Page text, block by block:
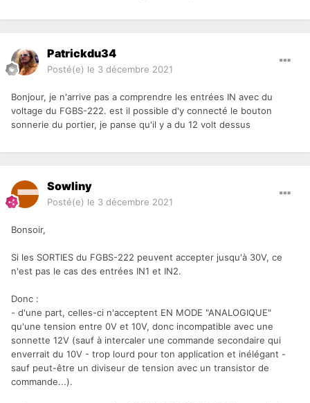
Patrickdu34
Posté(e) le 3 décembre 2021
Bonjour, je n'arrive pas a comprendre les entrées IN avec du
voltage du FGBS-222. est il possible d'y connecté le bouton
sonnerie du portier, je panse qu'il y a du 12 volt dessus
Sowliny
Posté(e) le 3 décembre 2021
Bonsoir,
Si les SORTIES du FGBS-222 peuvent accepter jusqu'à 30V, ce
n'est pas le cas des entrées IN1 et IN2.
Donc :
- d'une part, celles-ci n'acceptent EN MODE "ANALOGIQUE"
qu'une tension entre 0V et 10V, donc incompatible avec une
sonnette 12V (sauf à intercaler une commande secondaire qui
enverrait du 10V - trop lourd pour ton application et inélégant -
sauf peut-être un diviseur de tension avec un transistor de
commande...).